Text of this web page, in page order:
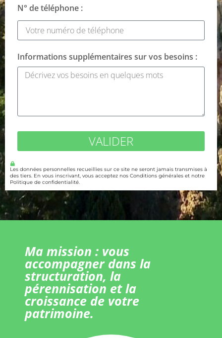
N° de téléphone :
Informations supplémentaires sur vos besoins :
VALIDER
Les données personnelles recueillies sur ce site ne seront jamais transmises à
des tiers. En vous inscrivant, vous acceptez nos Conditions générales et notre
Politique de confidentialité.
Ma mission : vous
accompagner dans la
structuration, la
pérennisation et la
croissance de votre
patrimoine.